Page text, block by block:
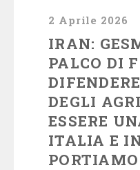
2 Aprile 2026
IRAN:
PALCO DI
DEGLI
ESSERE
ITALIA E